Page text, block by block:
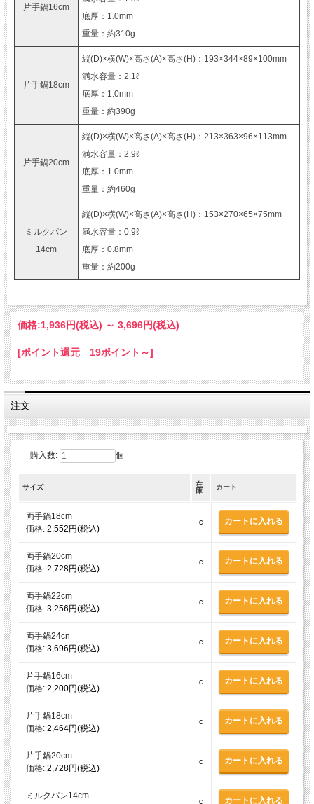
片手鍋16cm
底厚：1.0mm
重量：約310g
片手鍋18cm
縦(D)×横(W)×高さ(A)×高さ(H)：193×344×89×100mm
満水容量：2.1ℓ
底厚：1.0mm
重量：約390g
片手鍋20cm
縦(D)×横(W)×高さ(A)×高さ(H)：213×363×96×113mm
満水容量：2.9ℓ
底厚：1.0mm
重量：約460g
ミルクパン
14cm
縦(D)×横(W)×高さ(A)×高さ(H)：153×270×65×75mm
満水容量：0.9ℓ
底厚：0.8mm
重量：約200g
価格:1,936円(税込) ～ 3,696円(税込)
[ポイント還元 19ポイント～]
注文
購入数: 個
サイズ
在
庫
カート
両手鍋18cm
価格: 2,552円(税込)
○
両手鍋20cm
価格: 2,728円(税込)
○
両手鍋22cm
価格: 3,256円(税込)
○
両手鍋24cn
価格: 3,696円(税込)
○
片手鍋16cm
価格: 2,200円(税込)
○
片手鍋18cm
価格: 2,464円(税込)
○
片手鍋20cm
価格: 2,728円(税込)
○
ミルクパン14cm
○